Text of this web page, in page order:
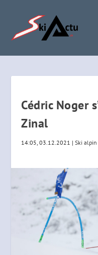
Cédric Noger
Zinal
14:05, 03.12.2021 |Ski alpin